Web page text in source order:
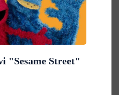
"Sesame Street"